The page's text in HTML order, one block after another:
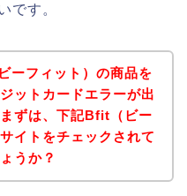
です。
ーフィット）の商品を
ットカードエラーが出
ずは、下記Bfit（ビー
イトをチェックされて
うか？